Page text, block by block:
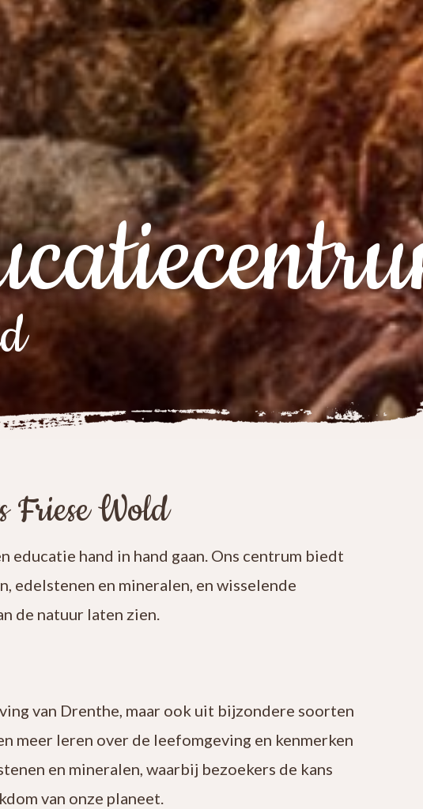
Friese Wold
hand in hand gaan. Ons centrum biedt
edelstenen en mineralen, en wisselende
de natuur laten zien.
van Drenthe, maar ook uit bijzondere soorten
meer leren over de leefomgeving en kenmerken
en mineralen, waarbij bezoekers de kans
van onze planeet.